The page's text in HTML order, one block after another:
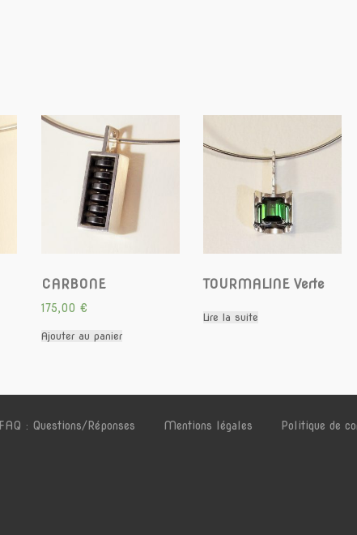
CARBONE
175,00 €
Ajouter au panier
TOURMALINE Verte
Lire la suite
FAQ : Questions/Réponses Mentions légales Politique de